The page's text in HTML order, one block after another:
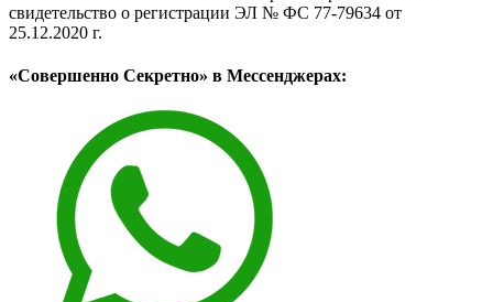
свидетельство о регистрации ЭЛ № ФС 77-79634 от
25.12.2020 г.
«Совершенно Секретно» в Мессенджерах: